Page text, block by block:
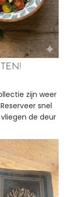
zijn weer
snel
de deur